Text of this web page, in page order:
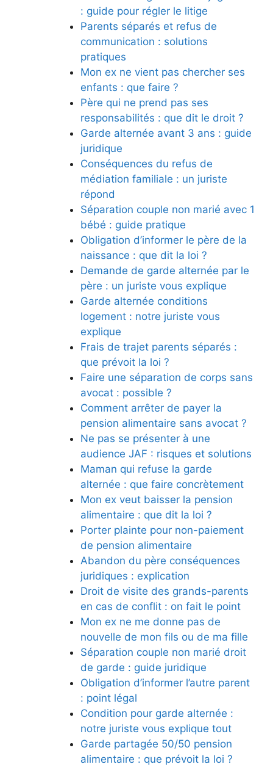
: guide pour régler le litige
Parents séparés et refus de
communication : solutions
pratiques
Mon ex ne vient pas chercher ses
enfants : que faire ?
Père qui ne prend pas ses
responsabilités : que dit le droit ?
Garde alternée avant 3 ans : guide
juridique
Conséquences du refus de
médiation familiale : un juriste
répond
Séparation couple non marié avec 1
bébé : guide pratique
Obligation d’informer le père de la
naissance : que dit la loi ?
Demande de garde alternée par le
père : un juriste vous explique
Garde alternée conditions
logement : notre juriste vous
explique
Frais de trajet parents séparés :
que prévoit la loi ?
Faire une séparation de corps sans
avocat : possible ?
Comment arrêter de payer la
pension alimentaire sans avocat ?
Ne pas se présenter à une
audience JAF : risques et solutions
Maman qui refuse la garde
alternée : que faire concrètement
Mon ex veut baisser la pension
alimentaire : que dit la loi ?
Porter plainte pour non-paiement
de pension alimentaire
Abandon du père conséquences
juridiques : explication
Droit de visite des grands-parents
en cas de conflit : on fait le point
Mon ex ne me donne pas de
nouvelle de mon fils ou de ma fille
Séparation couple non marié droit
de garde : guide juridique
Obligation d’informer l’autre parent
: point légal
Condition pour garde alternée :
notre juriste vous explique tout
Garde partagée 50/50 pension
alimentaire : que prévoit la loi ?